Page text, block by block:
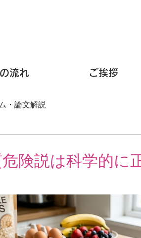
流れ ご挨拶
・論文解説
険説は科学的に